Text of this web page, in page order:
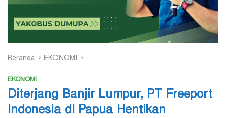
Beranda EKONOMI
EKONOMI
Diterjang Banjir Lumpur, PT Freeport
Indonesia di Papua Hentikan